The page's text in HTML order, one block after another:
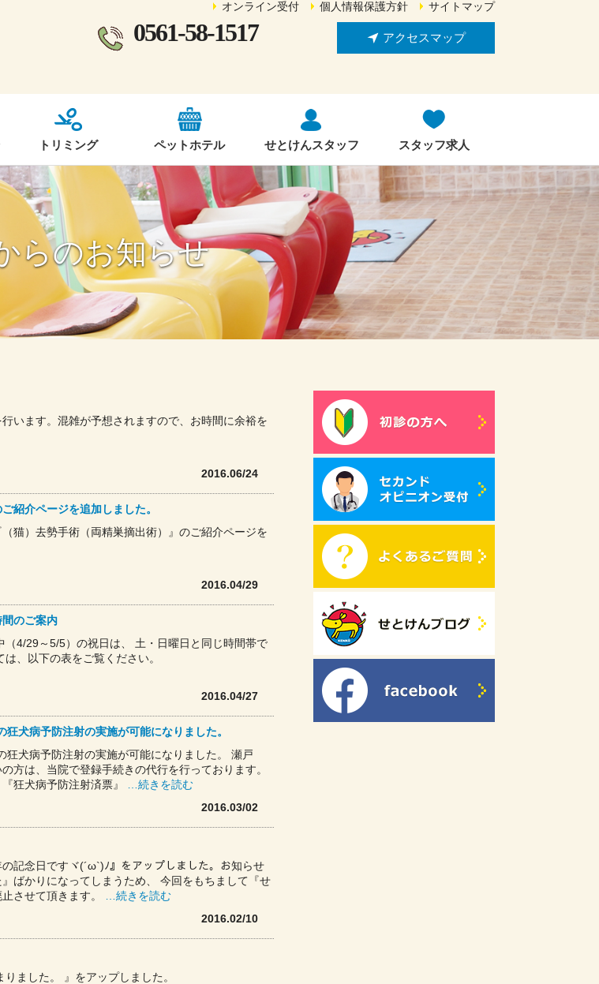
オンライン受付 個人情報保護方針 サイトマップ
0561-58-1517 アクセスマップ
トリミング ペットホテル せとけんスタッフ スタッフ求人
らのお知らせ
います。混雑が予想されますので、お時間に余裕を
2016.06/24
紹介ページを追加しました。
猫）去勢手術（両精巣摘出術）』のご紹介ページを
2016.04/29
のご案内
4/29～5/5）の祝日は、 土・日曜日と同じ時間帯で
、以下の表をご覧ください。
2016.04/27
犬病予防注射の実施が可能になりました。
犬病予防注射の実施が可能になりました。 瀬戸
方は、当院で登録手続きの代行を行っております。
狂犬病予防注射済票』
…続きを読む
2016.03/02
記念日ですヾ(´ω`)ﾉ』をアップしました。お知らせ
ばかりになってしまうため、 今回をもちまして『せ
させて頂きます。
…続きを読む
2016.02/10
ました。 』をアップしました。